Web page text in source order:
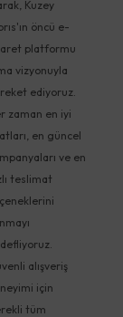
Kuzey
öncü e-
platformu
vizyonuyla
ediyoruz.
zaman en iyi
en güncel
ve en
teslimat
alışveriş
için
tüm